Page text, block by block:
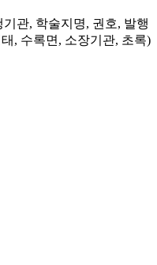
관, 학술지명, 권호, 발행
, 수록면, 소장기관, 초록)